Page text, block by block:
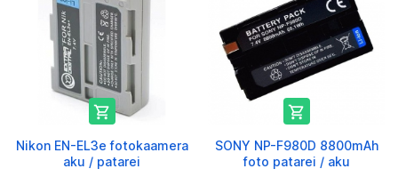

Nikon EN-EL3e fotokaamera
aku / patarei

SONY NP-F980D 8800mAh
foto patarei / aku